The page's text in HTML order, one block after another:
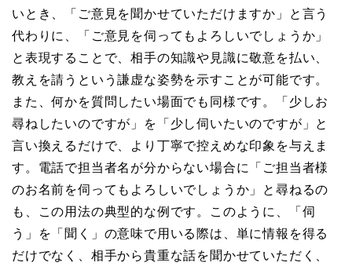
いとき、「ご意見を聞かせていただけますか」と言う
代わりに、「ご意見を伺ってもよろしいでしょうか」
と表現することで、相手の知識や見識に敬意を払い、
教えを請うという謙虚な姿勢を示すことが可能です。
また、何かを質問したい場面でも同様です。「少しお
尋ねしたいのですが」を「少し伺いたいのですが」と
言い換えるだけで、より丁寧で控えめな印象を与えま
す。電話で担当者名が分からない場合に「ご担当者様
のお名前を伺ってもよろしいでしょうか」と尋ねるの
も、この用法の典型的な例です。このように、「伺
う」を「聞く」の意味で用いる際は、単に情報を得る
だけでなく、相手から貴重な話を聞かせていただく、